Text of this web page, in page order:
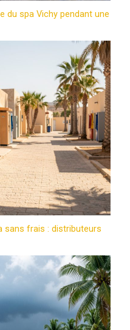
du spa Vichy pendant une
sans frais : distributeurs